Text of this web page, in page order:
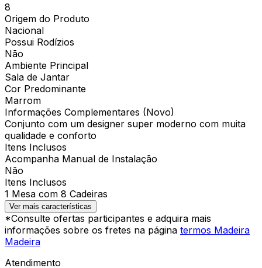
8
Origem do Produto
Nacional
Possui Rodízios
Não
Ambiente Principal
Sala de Jantar
Cor Predominante
Marrom
Informações Complementares (Novo)
Conjunto com um designer super moderno com muita
qualidade e conforto
Itens Inclusos
Acompanha Manual de Instalação
Não
Itens Inclusos
1 Mesa com 8 Cadeiras
Ver mais características
*Consulte ofertas participantes e adquira mais
informações sobre os fretes na página termos Madeira
Madeira
Atendimento